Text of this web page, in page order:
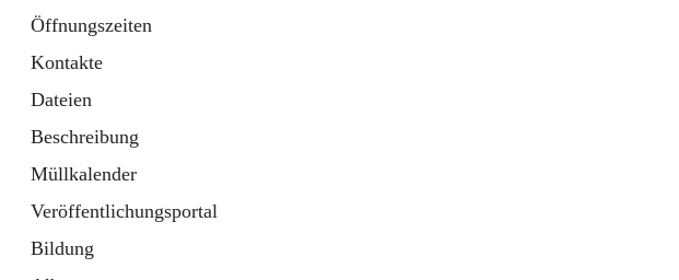
Öffnungszeiten
Kontakte
Dateien
Beschreibung
Müllkalender
Veröffentlichungsportal
Bildung